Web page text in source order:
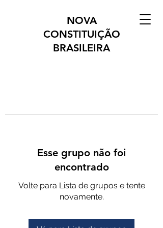
NOVA
CONSTITUIÇÃO
BRASILEIRA
Esse grupo não foi
encontrado
Volte para Lista de grupos e tente
novamente.